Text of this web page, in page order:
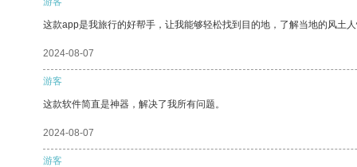
这款app是我旅行的好帮手，让我能够轻松找到目的地，了解当地的风土
2024-08-07
游客
这款软件简直是神器，解决了我所有问题。
2024-08-07
游客